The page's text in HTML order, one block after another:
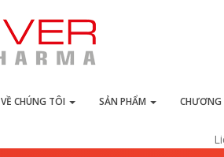
VỀ CHÚNG TÔI SẢN PHẨM CHƯƠNG